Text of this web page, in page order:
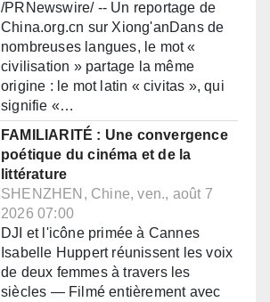
/PRNewswire/ -- Un reportage de
China.org.cn sur Xiong'anDans de
nombreuses langues, le mot «
civilisation » partage la même
origine : le mot latin « civitas », qui
signifie «…
FAMILIARITÉ : Une convergence
poétique du cinéma et de la
littérature
SHENZHEN, Chine, ven., août 7
2026 07:00
DJI et l'icône primée à Cannes
Isabelle Huppert réunissent les voix
de deux femmes à travers les
siècles — Filmé entièrement avec